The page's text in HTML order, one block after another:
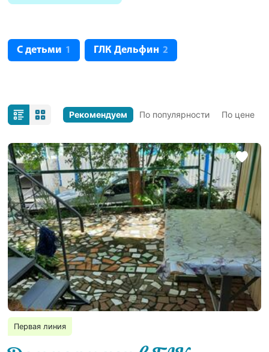
С детьми 1 ГЛК Дельфин 2
Рекомендуем По популярности По цене
Первая линия